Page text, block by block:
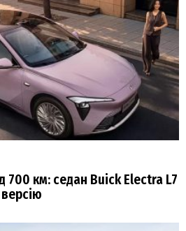
700 км: седан Buick Electra L7